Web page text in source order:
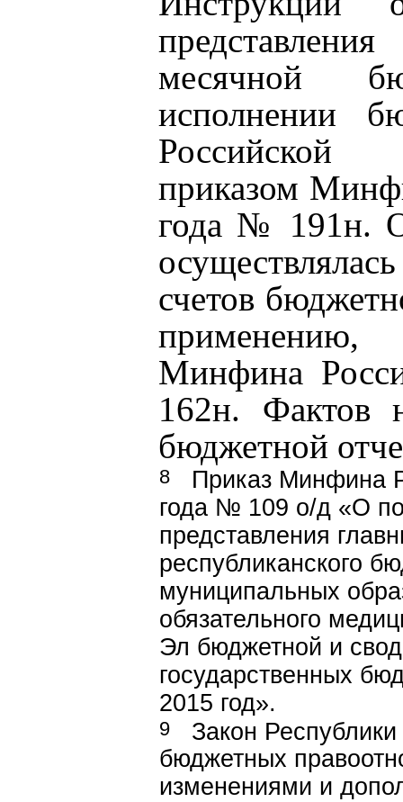
месячной
исполнении
Российской
приказом
года № 191н.
счетов
Минфина
162н. Фактов
бюджетной
8
Приказ Минфина
года № 109 о/д «О
представления
республиканского
муниципальных
обязательного
Эл бюджетной и
государственных
2015 год».
9
Закон
бюджетных
изменениями и